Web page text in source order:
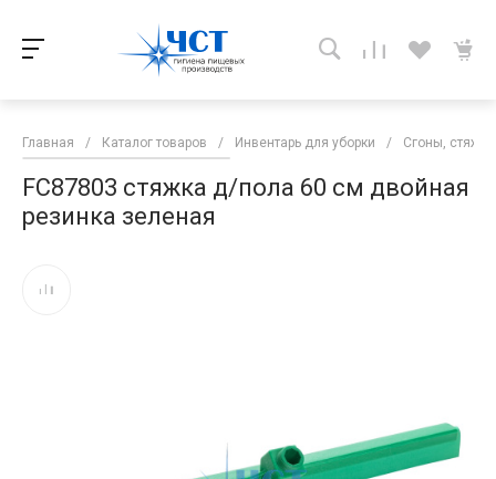
Главная / Каталог товаров / Инвентарь для уборки / Сгоны,
FC87803 стяжка д/пола 60 см двойная
резинка зеленая